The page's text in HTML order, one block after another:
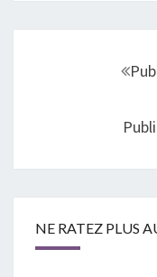
NE RATEZ PLUS